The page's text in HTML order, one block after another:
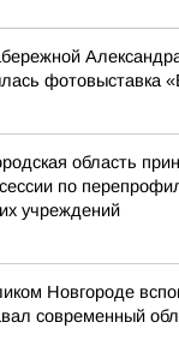
фотовыставка
область
по
учреждений
Новгороде
современный